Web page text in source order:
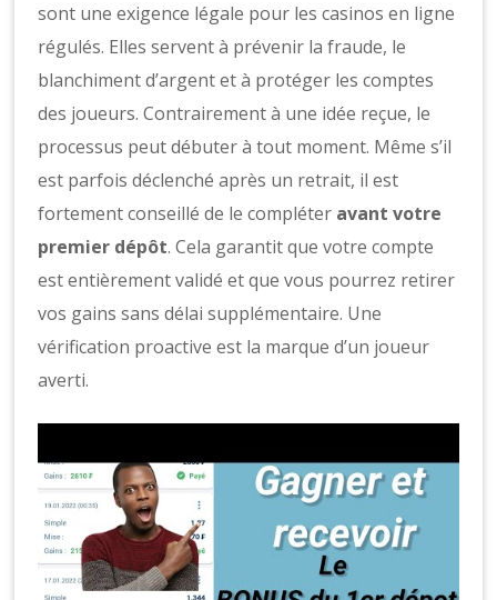
sont une exigence légale pour les casinos en ligne
régulés. Elles servent à prévenir la fraude, le
blanchiment d’argent et à protéger les comptes
des joueurs. Contrairement à une idée reçue, le
processus peut débuter à tout moment. Même s’il
est parfois déclenché après un retrait, il est
fortement conseillé de le compléter avant votre
premier dépôt. Cela garantit que votre compte
est entièrement validé et que vous pourrez retirer
vos gains sans délai supplémentaire. Une
vérification proactive est la marque d’un joueur
averti.